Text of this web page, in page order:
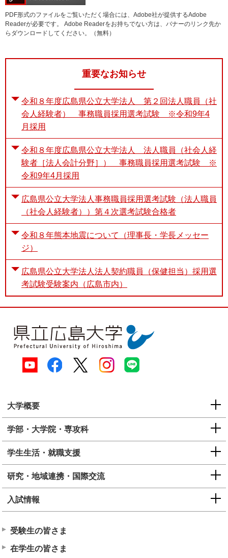
PDF形式のファイルをご覧いただく場合には、Adobe社が提供するAdobe
Readerが必要です。
Adobe Readerをお持ちでない方は、バナーのリンク先か
らダウンロードしてください。（無料）
重要なお知らせ
令和８年度広島県公立大学法人 第２回法人職員（社
会人経験者） 事務職員採用選考試験 ※令和9年4
月採用
令和８年度広島県公立大学法人 法人職員（社会人経
験者［法人会計分野］） 事務職員採用選考試験 ※
令和9年4月採用
広島県公立大学法人事務職員採用選考試験（法人職員
（社会人経験者））第４次選考試験合格者
令和８年熊本地震について（理事長・学長メッセー
ジ）
広島県公立大学法人法人契約職員（保健担当）採用選
考試験受験案内（広島市内）
大学概要
学部・大学院・専攻科
学生生活・就職支援
研究・地域連携・国際交流
入試情報
受験生の皆さま
在学生の皆さま